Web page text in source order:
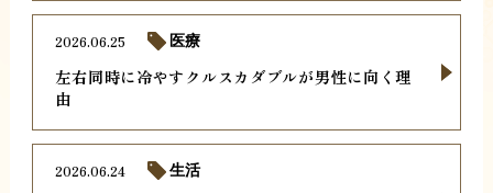
左右同時に冷やすクルスカダブルが男性に向く理
由
2026.06.25 医療
2026.06.24 生活